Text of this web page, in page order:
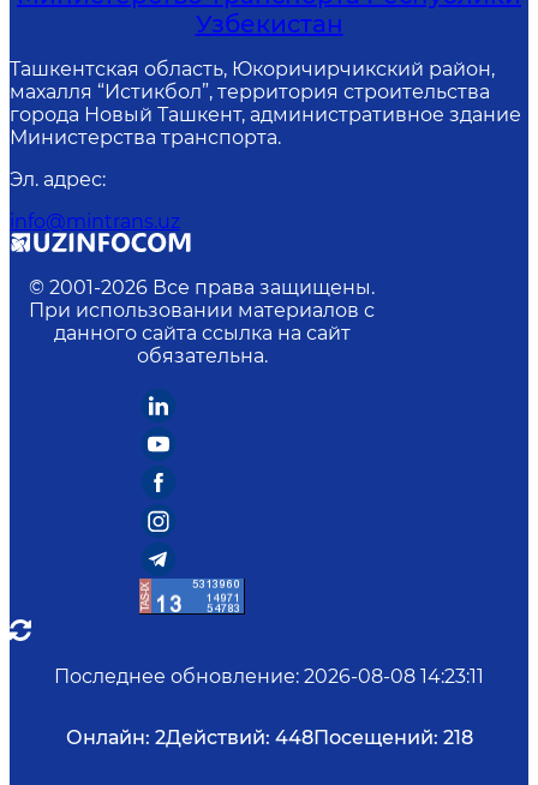
Узбекистан
Ташкентская область, Юкоричирчикский район,
махалля “Истикбол”, территория строительства
города Новый Ташкент, административное здание
Министерства транспорта.
Эл. адрес:
info@mintrans.uz
© 2001-2026 Все права защищены.
При использовании материалов с
данного сайта ссылка на сайт
обязательна.
Последнее обновление: 2026-08-08 14:23:11
Онлайн: 2Действий: 448Посещений: 218